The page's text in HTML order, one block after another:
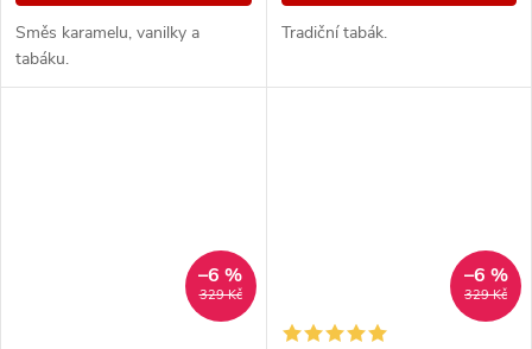
Směs karamelu, vanilky a
tabáku.
Tradiční tabák.
329 Kč
–6 %
329 Kč
–6 %